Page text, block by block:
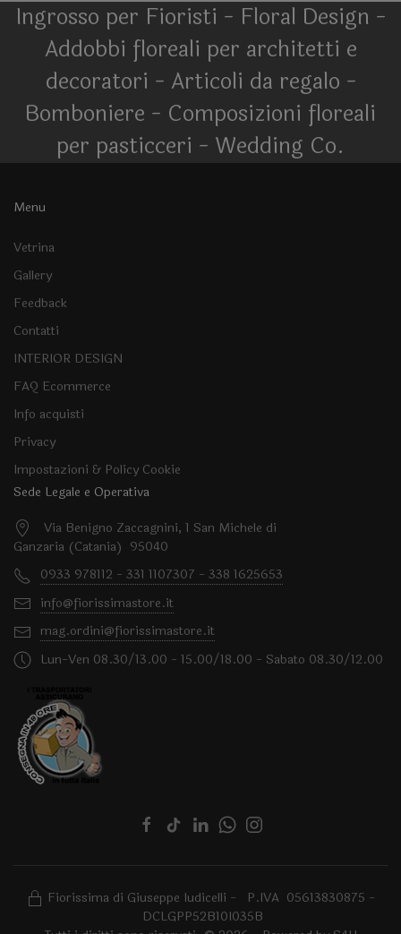
Ingrosso per Fioristi - Floral Design -
Addobbi floreali per architetti e
decoratori - Articoli da regalo -
Bomboniere - Composizioni floreali
per pasticceri - Wedding Co.
Menu
Vetrina
Gallery
Feedback
Contatti
INTERIOR DESIGN
FAQ Ecommerce
Info acquisti
Privacy
Impostazioni & Policy Cookie
Sede Legale e Operativa
Via Benigno Zaccagnini, 1 San Michele di
Ganzaria (Catania) 95040
0933 978112 - 331 1107307 - 338 1625653
info@fiorissimastore.it
mag.ordini@fiorissimastore.it
Lun-Ven 08.30/13.00 - 15.00/18.00 - Sabato 08.30/12.00
Fiorissima di Giuseppe Iudicelli - P.IVA 05613830875 -
DCLGPP52B10I035B